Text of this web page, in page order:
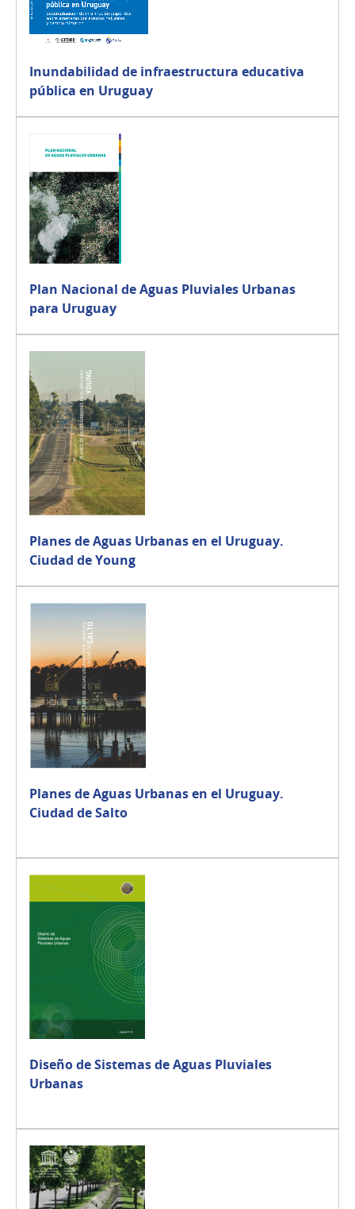
Inundabilidad de infraestructura educativa
pública en Uruguay
Plan Nacional de Aguas Pluviales Urbanas
para Uruguay
Planes de Aguas Urbanas en el Uruguay.
Ciudad de Young
Planes de Aguas Urbanas en el Uruguay.
Ciudad de Salto
Diseño de Sistemas de Aguas Pluviales
Urbanas